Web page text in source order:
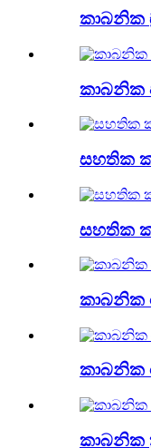
කාබනික
කාබනික
සහතික
සහතික
කාබනික
කාබනික
කාබනික